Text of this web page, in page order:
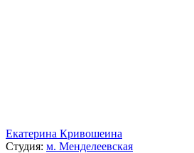
Екатерина Кривошеина
Студия: м. Менделеевская